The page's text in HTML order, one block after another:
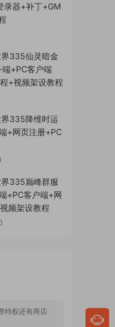
录器+补丁+GM
335仙灵暗金
+PC客户端
+视频架设教程
335降维时运
+网页注册+PC
335巅峰群服
+PC客户端+网
频架设教程
特权还有商店